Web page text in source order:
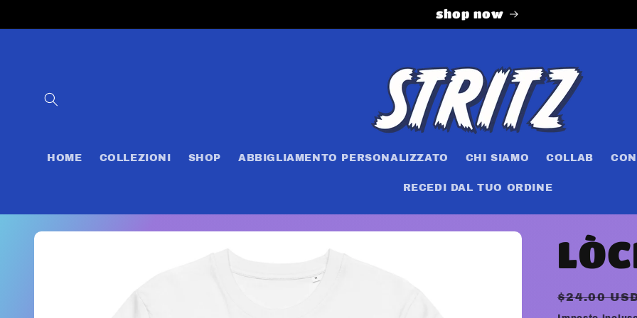
ai contenuti
shop now
HOME COLLEZIONI SHOP ABBIGLIAMENTO PERSONALIZZATO CHI SIAMO COLLAB
RECEDI DAL TUO ORDINE
Passa alle
Prezzo
$24.00